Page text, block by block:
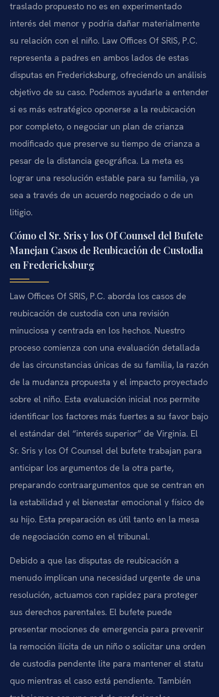
traslado propuesto no es en experimentado
interés del menor y podría dañar materialmente
su relación con el niño. Law Offices Of SRIS, P.C.
representa a padres en ambos lados de estas
disputas en Fredericksburg, ofreciendo un análisis
objetivo de su caso. Podemos ayudarle a entender
si es más estratégico oponerse a la reubicación
por completo, o negociar un plan de crianza
modificado que preserve su tiempo de crianza a
pesar de la distancia geográfica. La meta es
lograr una resolución estable para su familia, ya
sea a través de un acuerdo negociado o de un
litigio.
Cómo el Sr. Sris y los Of Counsel del Bufete
Manejan Casos de Reubicación de Custodia
en Fredericksburg
Law Offices Of SRIS, P.C. aborda los casos de
reubicación de custodia con una revisión
minuciosa y centrada en los hechos. Nuestro
proceso comienza con una evaluación detallada
de las circunstancias únicas de su familia, la razón
de la mudanza propuesta y el impacto proyectado
sobre el niño. Esta evaluación inicial nos permite
identificar los factores más fuertes a su favor bajo
el estándar del “interés superior” de Virginia. El
Sr. Sris y los Of Counsel del bufete trabajan para
anticipar los argumentos de la otra parte,
preparando contraargumentos que se centran en
la estabilidad y el bienestar emocional y físico de
su hijo. Esta preparación es útil tanto en la mesa
de negociación como en el tribunal.
Debido a que las disputas de reubicación a
menudo implican una necesidad urgente de una
resolución, actuamos con rapidez para proteger
sus derechos parentales. El bufete puede
presentar mociones de emergencia para prevenir
la remoción ilícita de un niño o solicitar una orden
de custodia pendente lite para mantener el statu
quo mientras el caso está pendiente. También